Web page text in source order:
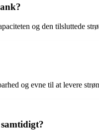
og den tilsluttede
og evne til at levere